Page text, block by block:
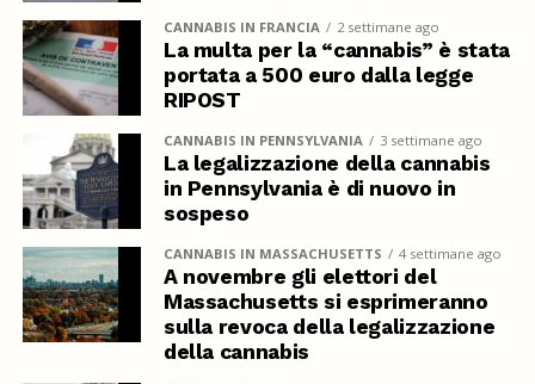
CANNABIS IN FRANCIA 2 settimane ago
La multa per la “cannabis” è stata
portata a 500 euro dalla legge
RIPOST
CANNABIS IN PENNSYLVANIA 3 settimane ago
La legalizzazione della cannabis
in Pennsylvania è di nuovo in
sospeso
CANNABIS IN MASSACHUSETTS 4 settimane ago
A novembre gli elettori del
Massachusetts si esprimeranno
sulla revoca della legalizzazione
della cannabis